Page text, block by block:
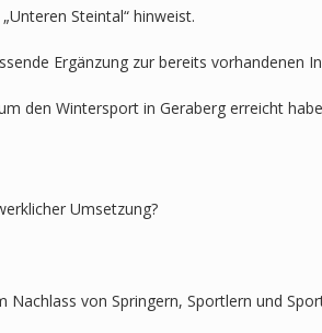
Steintal“ hinweist.
Ergänzung zur bereits vorhandenen
den Wintersport in Geraberg erreicht
Umsetzung?
von Springern, Sportlern und